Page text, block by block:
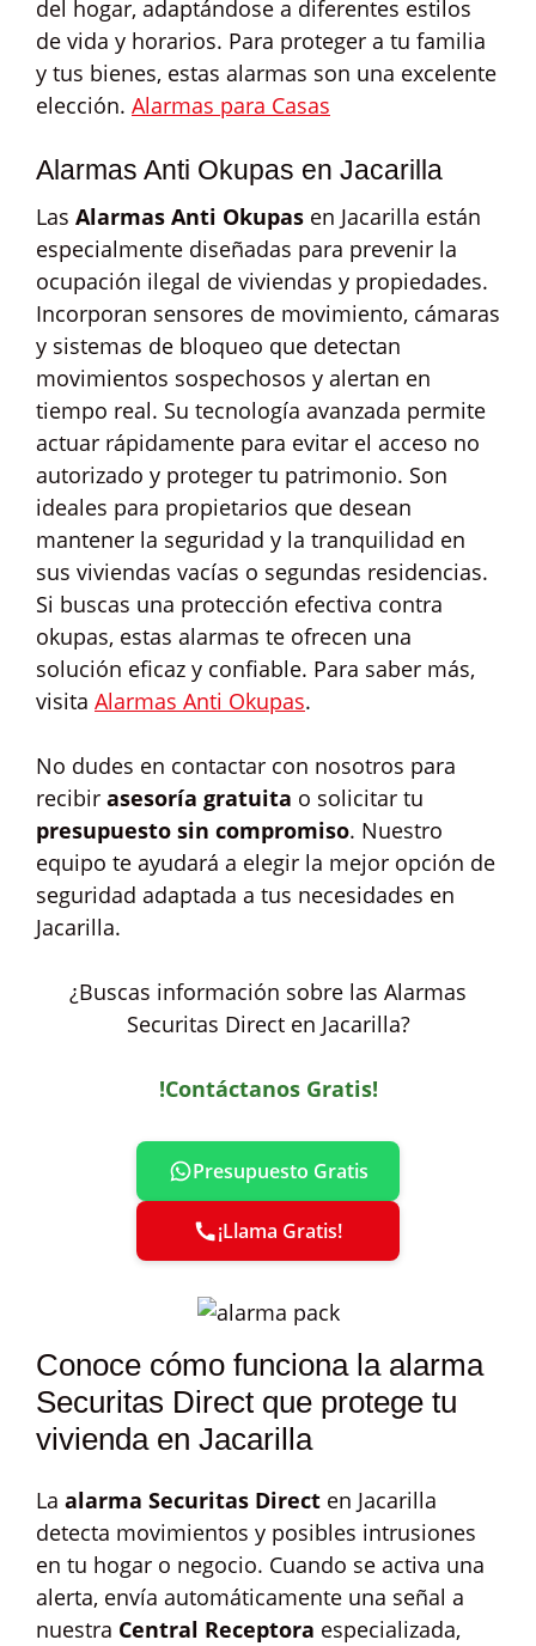
del hogar, adaptándose a diferentes estilos
de vida y horarios. Para proteger a tu familia
y tus bienes, estas alarmas son una excelente
elección. Alarmas para Casas
Alarmas Anti Okupas en Jacarilla
Las Alarmas Anti Okupas en Jacarilla están
especialmente diseñadas para prevenir la
ocupación ilegal de viviendas y propiedades.
Incorporan sensores de movimiento, cámaras
y sistemas de bloqueo que detectan
movimientos sospechosos y alertan en
tiempo real. Su tecnología avanzada permite
actuar rápidamente para evitar el acceso no
autorizado y proteger tu patrimonio. Son
ideales para propietarios que desean
mantener la seguridad y la tranquilidad en
sus viviendas vacías o segundas residencias.
Si buscas una protección efectiva contra
okupas, estas alarmas te ofrecen una
solución eficaz y confiable. Para saber más,
visita Alarmas Anti Okupas.
No dudes en contactar con nosotros para
recibir asesoría gratuita o solicitar tu
presupuesto sin compromiso. Nuestro
equipo te ayudará a elegir la mejor opción de
seguridad adaptada a tus necesidades en
Jacarilla.
¿Buscas información sobre las Alarmas
Securitas Direct en Jacarilla?
!Contáctanos Gratis!
Presupuesto Gratis
¡Llama Gratis!
Conoce cómo funciona la alarma
Securitas Direct que protege tu
vivienda en Jacarilla
La alarma Securitas Direct en Jacarilla
detecta movimientos y posibles intrusiones
en tu hogar o negocio. Cuando se activa una
alerta, envía automáticamente una señal a
nuestra Central Receptora especializada,